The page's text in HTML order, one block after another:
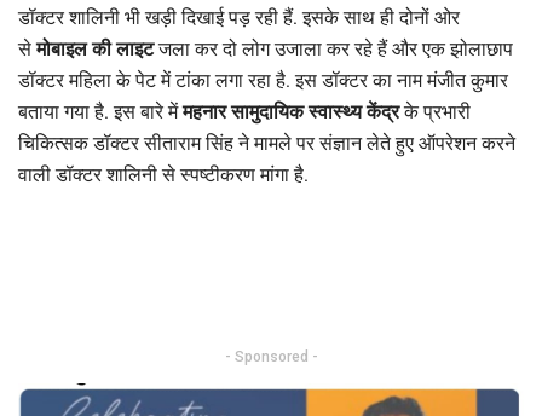
डॉक्टर शालिनी भी खड़ी दिखाई पड़ रही हैं. इसके साथ ही दोनों ओर
सेमोबाइल की लाइटजला कर दो लोग उजाला कर रहे हैं और एक झोलाछाप
डॉक्टर महिला के पेट में टांका लगा रहा है. इस डॉक्टर का नाम मंजीत कुमार
बताया गया है. इस बारे मेंमहनार सामुदायिक स्वास्थ्य केंद्रके प्रभारी
चिकित्सक डॉक्टर सीताराम सिंह ने मामले पर संज्ञान लेते हुए ऑपरेशन करने
वाली डॉक्टर शालिनी से स्पष्टीकरण मांगा है.
- Sponsored -